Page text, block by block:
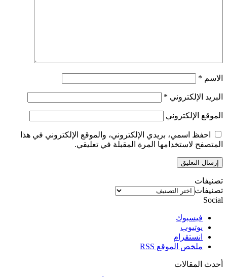
الاسم *
البريد الإلكتروني *
الموقع الإلكتروني
احفظ اسمي، بريدي الإلكتروني، والموقع الإلكتروني في هذا
المتصفح لاستخدامها المرة المقبلة في تعليقي.
تصنيفات
تصنيفات
Social
فيسبوك
يوتيوب
انستقرام
ملخص الموقع RSS
أحدث المقالات